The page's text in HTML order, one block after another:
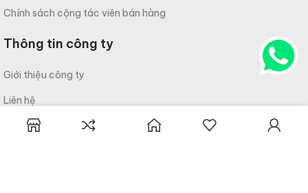
Chính sách cộng tác viên bán hàng
Thông tin công ty
Giới thiệu công ty
Liên hệ
Câu hỏi thường gặp